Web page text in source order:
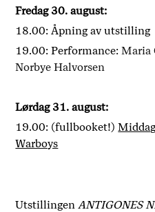
Fredag 30. august:
18.00: Åpning av utstilling
19.00: Performance:Maria
Norbye Halvorsen
Lørdag 31. august:
19.00: (fullbooket!)
Warboys
Utstillingen ANTIGONES